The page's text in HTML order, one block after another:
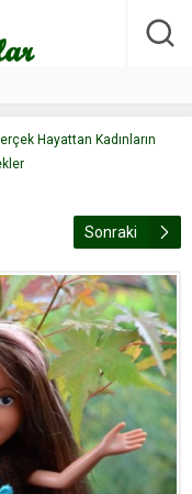
kaybetti
Hayattan Kadınların
Sonraki